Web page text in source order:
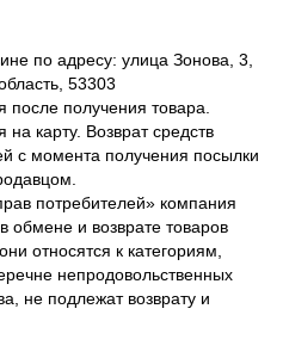
по адресу: улица Зонова, 3,
53303
после получения товара.
на карту. Возврат средств
с момента получения посылки
потребителей» компания
обмене и возврате товаров
относятся к категориям,
непродовольственных
не подлежат возврату и